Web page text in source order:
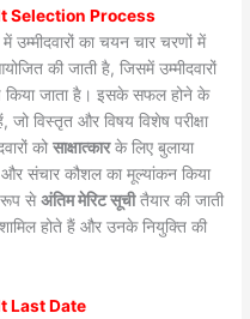
Selection Process
उम्मीदवारों का चयन चार चरणों में
की जाती है, जिसमें उम्मीदवारों
किया जाता है। इसके सफल होने के
जो विस्तृत और विषय विशेष परीक्षा
कोसाक्षात्कारके लिए बुलाया
और संचार कौशल का मूल्यांकन किया
रूप सेअंतिम मेरिट सूचीतैयार की जाती
होते हैं और उनके नियुक्ति की
Last Date